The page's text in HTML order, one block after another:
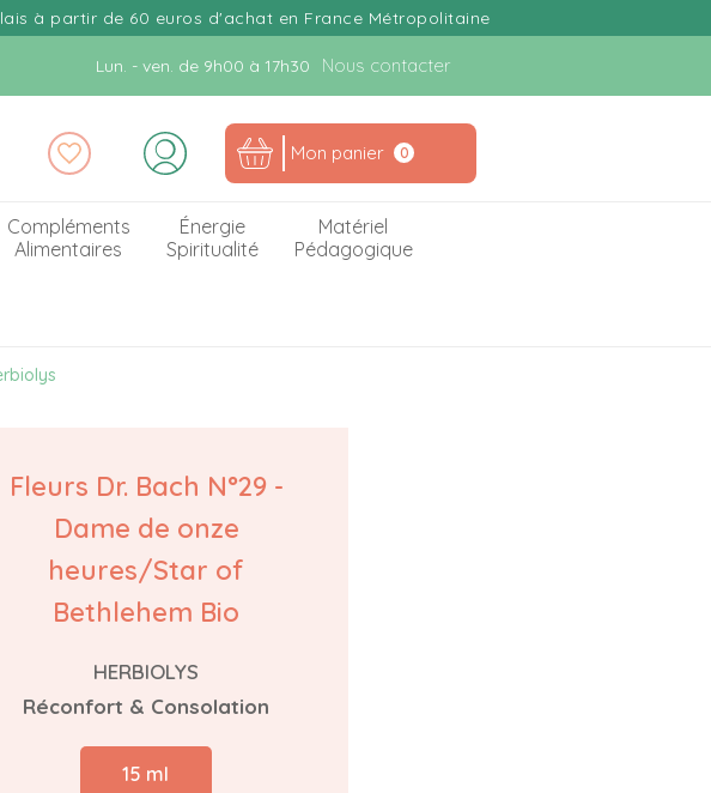
à partir de 60 euros d'achat en France Métropolitaine
Lun. - ven. de 9h00 à 17h30 Nous contacter
Mon panier 0
Compléments
Alimentaires
Énergie
Spiritualité
Matériel
Pédagogique
Fleurs Dr. Bach N°29 -
Dame de onze
heures/Star of
Bethlehem Bio
HERBIOLYS
Réconfort & Consolation
15 ml